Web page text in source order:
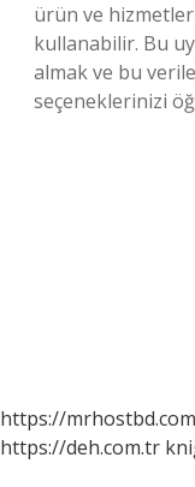
ürün ve
kullanabilir. Bu
almak ve bu
seçeneklerinizi
https://
https://deh.com.tr